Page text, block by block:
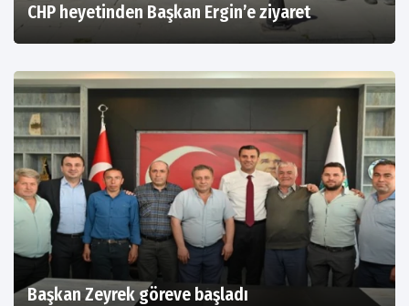
CHP heyetinden Başkan Ergin’e ziyaret
Başkan Zeyrek göreve başladı